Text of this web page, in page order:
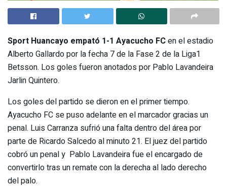
Sport Huancayo empató 1-1 Ayacucho FCen el estadio
Alberto Gallardo por la fecha 7 de la Fase 2 de la Liga1
Betsson. Los goles fueron anotados por Pablo Lavandeira
Jarlin Quintero.
Los goles del partido se dieron en el primer tiempo.
Ayacucho FC se puso adelante en el marcador gracias un
penal. Luis Carranza sufrió una falta dentro del área por
parte de Ricardo Salcedo al minuto 21. El juez del partido
cobró un penal y Pablo Lavandeira fue el encargado de
convertirlo tras un remate con la derecha al lado derecho
del palo.